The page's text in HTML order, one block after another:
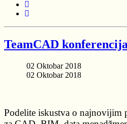
TeamCAD konferencija
02 Oktobar 2018
02 Oktobar 2018
Podelite iskustva o najnovijim